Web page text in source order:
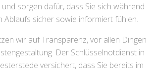
sorgen dafür, dass Sie sich während
Ablaufs sicher sowie informiert fühlen.
wir auf Transparenz, vor allen Dingen
Der Schlüsselnotdienst in
versichert, dass Sie bereits im